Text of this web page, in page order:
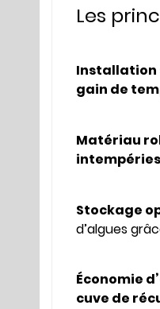
Les
Installation
gain de
Matériau
intempéries
Stockage
d’algues
Économie
cuve de